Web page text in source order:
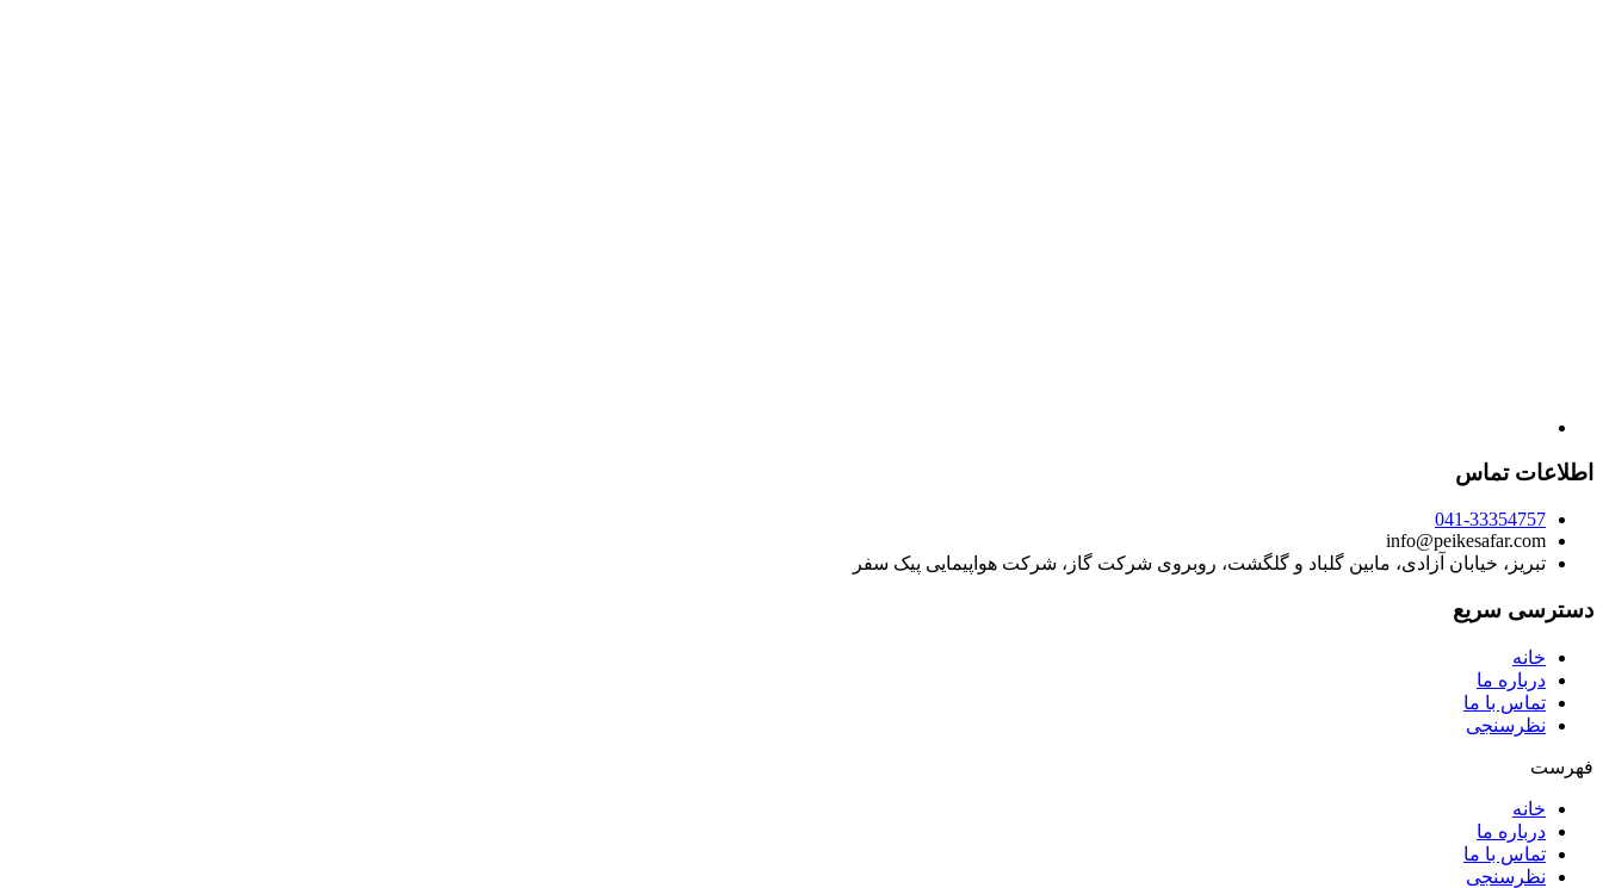
اطلاعات تماس
041-33354757
info@peikesafar.com
تبریز، خیابان آزادی، مابین گلباد و گلگشت، روبروی شرکت گاز، شرکت هواپیمایی پیک سفر
دسترسی سریع
خانه
درباره ما
تماس با ما
نظرسنجی
فهرست
خانه
درباره ما
تماس با ما
نظرسنجی